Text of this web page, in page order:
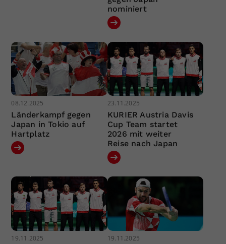
nominiert
08.12.2025
Länderkampf gegen
Japan in Tokio auf
Hartplatz
23.11.2025
KURIER Austria Davis
Cup Team startet
2026 mit weiter
Reise nach Japan
19.11.2025 19.11.2025